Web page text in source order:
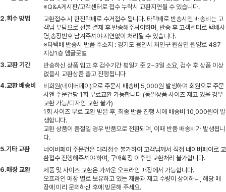
※Q&A게시판/고객센터로 접수 누락시 교환지연될 수 있습니다.
2.회수 방법
교환접수 시 한진택배로 수거접수 됩니다. 타택배로 반송시엔 배송비는 고
객님 부담으로 선불 결제 후 반송해주셔야하며, 반송 후 고객센터로 택배사
명,송장번호 남겨주셔야 지연없이 처리될 수 있습니다.
※타택배 반송시 반품 주소지 : 경기도 용인시 처인구 원삼면 원양로 487
지상1층 엠글로벌
3.교환 기간
반송하신 상품 입고 후 검수기간 평일기준 2~3일 소요, 검수 후 상품 이상
없을시 교환상품 출고 진행됩니다
4.교환 배송비
비회원(네이버페이)으로 주문시 배송비 5,000원 발생하며 회원으로 주문
시엔 주문건당 1회 무료교환 가능합니다 (동일상품 사이즈 재고 있을 경우
교환 가능/디자인 교환 불가)
1회 사이즈 무료 교환 받은 후, 최종 반품 진행 시에 배송비 10,000원이 발
생합니다.
교환 상품이 품절일 경우 반품으로 전환되며, 이때 반품 배송비가 발생됩니
다.
5.기타 교환
네이버페이 주문건은 대리접수 불가하여 고객님께서 직접 네이버페이로 교
환접수 진행해주셔야 하며, 구매확정 이후엔 교환처리 불가합니다.
6.매장 교환
제품 및 사이즈 교환은 가까운 오프라인 매장에서 가능합니다.
오프라인 매장 별로 보유하고 있는 제품과 재고 수량이 상이하니, 해당 매
장에 미리 문의하신 후에 방문해 주세요.